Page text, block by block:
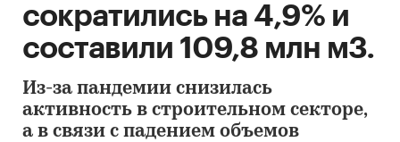
сократились на 4,9% и
составили 109,8 млн м3.
Из-за пандемии снизилась
активность в строительном секторе,
а в связи с падением объемов